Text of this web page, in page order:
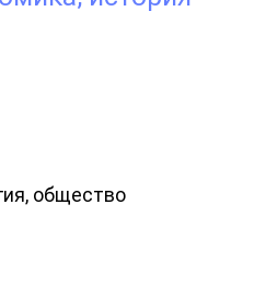
общество